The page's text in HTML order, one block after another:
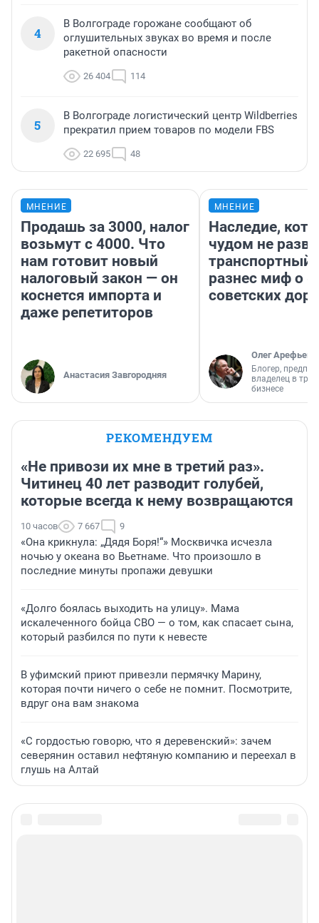
4
В Волгограде горожане сообщают об
оглушительных звуках во время и после
ракетной опасности
26 404 114
5
В Волгограде логистический центр Wildberries
прекратил прием товаров по модели FBS
22 695 48
МНЕНИЕ
Продашь за 3000, налог
возьмут с 4000. Что
нам готовит новый
налоговый закон — он
коснется импорта и
даже репетиторов
Анастасия Завгородняя
МНЕНИЕ
Наследие,
чудом не
транспортный
разнес миф о
советских
Олег Арефьев
Блогер,
владелец в
бизнесе
РЕКОМЕНДУЕМ
«Не привози их мне в третий раз».
Читинец 40 лет разводит голубей,
которые всегда к нему возвращаются
10 часов 7 667 9
«Она крикнула: „Дядя Боря!“» Москвичка исчезла
ночью у океана во Вьетнаме. Что произошло в
последние минуты пропажи девушки
«Долго боялась выходить на улицу». Мама
искалеченного бойца СВО — о том, как спасает сына,
который разбился по пути к невесте
В уфимский приют привезли пермячку Марину,
которая почти ничего о себе не помнит. Посмотрите,
вдруг она вам знакома
«С гордостью говорю, что я деревенский»: зачем
северянин оставил нефтяную компанию и переехал в
глушь на Алтай